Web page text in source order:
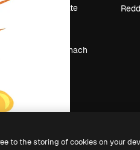
Deine Inhalte
Suchst du nach
to the storing of cookies on your